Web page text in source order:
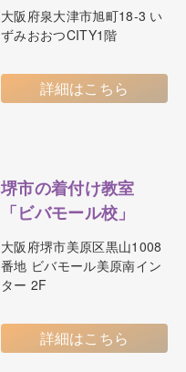
大阪府泉大津市旭町18-3 い
ずみおおつCITY1階
詳細はこちら
堺市の着付け教室
「ビバモール校」
大阪府堺市美原区黒山1008
番地 ビバモール美原南イン
ター 2F
詳細はこちら